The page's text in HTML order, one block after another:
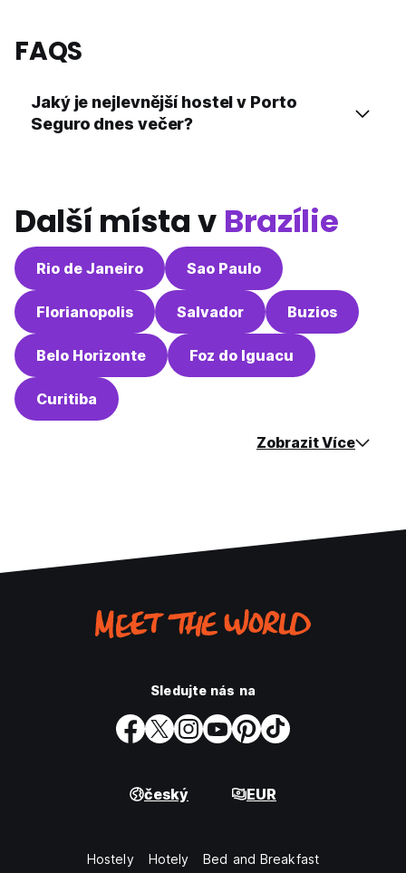
FAQS
Jaký je nejlevnější hostel v Porto
Seguro dnes večer?
Další místa v Brazílie
Rio de Janeiro Sao Paulo
Florianopolis Salvador Buzios
Belo Horizonte Foz do Iguacu
Curitiba
Zobrazit Více
Sledujte nás na
český EUR
Hostely Hotely Bed and Breakfast